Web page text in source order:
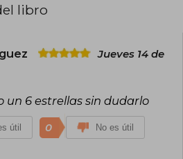
libro
Jueves 14 de
un 6 estrellas sin dudarlo
útil 0 No es útil